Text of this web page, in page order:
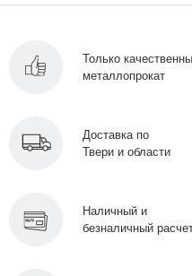
Только
металлопрокат
Доставка по
Твери и области
Наличный и
безналичный